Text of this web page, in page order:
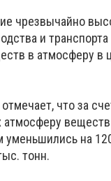
чрезвычайно
и
в атмосферу в
что за
на
тонн.